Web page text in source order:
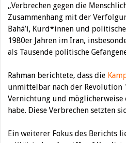
„Verbrechen gegen die
Zusammenhang mit der
Bahá’í, Kurd*innen und
1980er Jahren im Iran,
als Tausende politische
Rahman berichtete, dass die
unmittelbar nach der Revolution
Vernichtung und möglicherweise
habe. Diese Verbrechen setzten
Ein weiterer Fokus des Berichts